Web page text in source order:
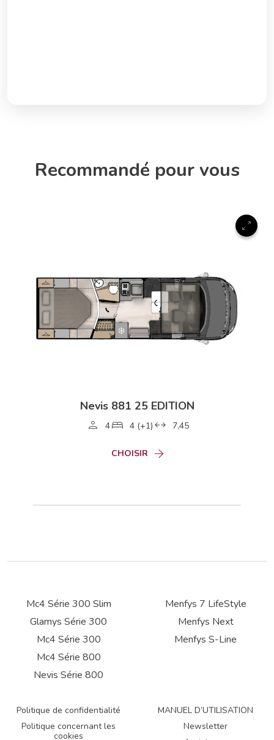
Recommandé pour vous
Nevis 881 25 EDITION
4 4 (+1) 7,45
CHOISIR
Mc4 Série 300 Slim
Glamys Série 300
Mc4 Série 300
Mc4 Série 800
Nevis Série 800
Menfys 7 LifeStyle
Menfys Next
Menfys S-Line
Politique de confidentialité
Politique concernant les
cookies
MANUEL D’UTILISATION
Newsletter